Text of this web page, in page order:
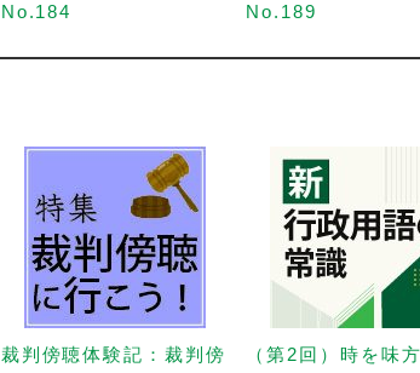
No.184
No.189
裁判傍聴体験記：裁判傍
（第2回）時を味